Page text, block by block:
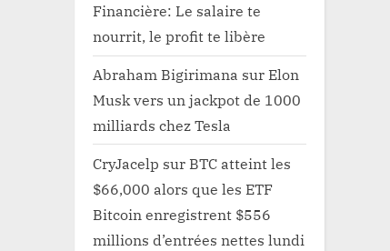
Financière: Le salaire te
nourrit, le profit te libère
Abraham Bigirimana surElon
Musk vers un jackpot de 1000
milliards chez Tesla
CryJacelp surBTC atteint les
$66,000 alors que les ETF
Bitcoin enregistrent $556
millions d’entrées nettes lundi